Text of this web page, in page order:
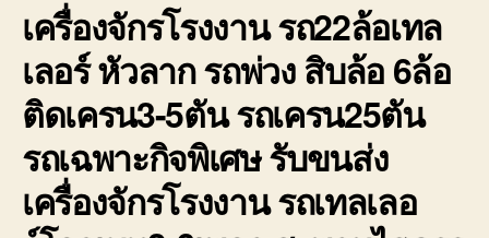
กล
เครื่องจักรโรงงาน รถ22ล้อเทล
เลอร์ หัวลาก รถพ่วง สิบล้อ 6ล้อ
ติดเครน3-5ตัน รถเครน25ตัน
รถเฉพาะกิจพิเศษ รับขนส่ง
เครื่องจักรโรงงาน รถเทลเลอ